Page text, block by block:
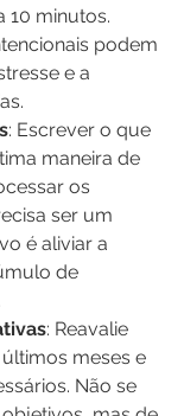
10 minutos.
podem
e a
: Escrever o que
maneira de
os
ser um
é aliviar a
de
: Reavalie
meses e
Não se